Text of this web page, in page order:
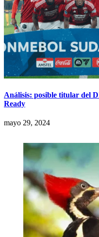
Análisis: posible titular del
Ready
mayo 29, 2024